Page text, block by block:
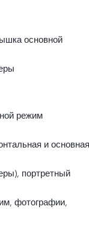
основной
режим
и основная
портретный
фотографии,